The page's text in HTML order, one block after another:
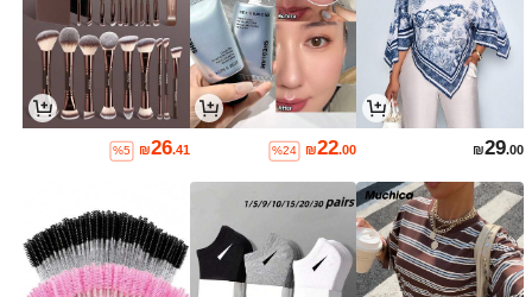
₪29.00
₪22.00
%24
₪26.41
%5